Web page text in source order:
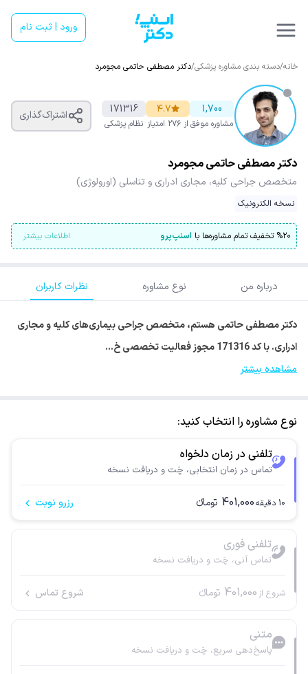
ورود | ثبت نام
خانه/دسته بندی مشاوره پزشکی/دکتر مصطفی حاتمی‌ مجومرد
1,700
مشاوره موفق
۴.۷
از ۲۷۶ امتیاز
171316
نظام پزشکی
اشتراک‌گذاری
دکتر مصطفی حاتمی‌ مجومرد
متخصص جراحی کلیه، مجاری ادراری و تناسلی (اورولوژی)
نسخه الکترونیک
%۲۰ تخفیف تمام مشاوره‌ها با اسنپ‌پرو اطلاعات بیشتر
درباره من نوع مشاوره نظرات کاربران
دکتر مصطفی حاتمی هستم، متخصص جراحی بیماری‌های کلیه و مجاری
ادراری. با کد 171316 مجوز فعالیت تخصصی خ…
مشاهده بیشتر
نوع مشاوره را انتخاب کنید:
تلفنی در زمان دلخواه
تماس در زمان انتخابی، چَت و دریافت نسخه
10 دقیقه401,000 تومانء رزرو نوبت
تلفنی فوری
تماس آنی، چَت و دریافت نسخه
شروع از 401,000 تومانء شروع تماس
متنی
پاسخ‌دهی سریع، چَت و دریافت نسخه